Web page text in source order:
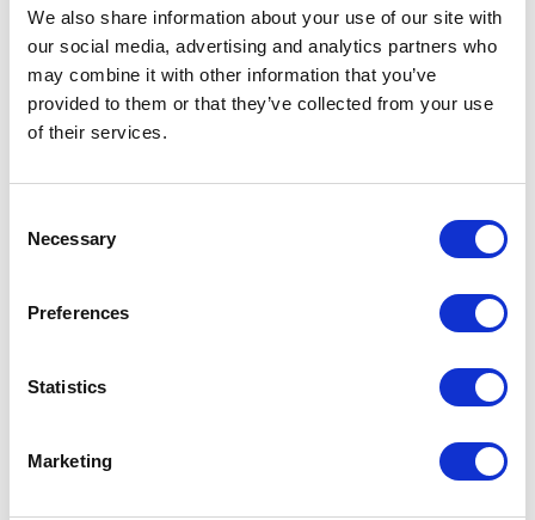
We also share information about your use of our site with
our social media, advertising and analytics partners who
may combine it with other information that you’ve
provided to them or that they’ve collected from your use
of their services.
Selection
Necessary
Preferences
Statistics
Marketing